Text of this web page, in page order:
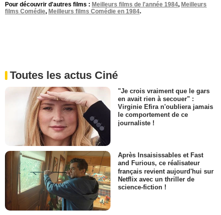
Pour découvrir d'autres films : Meilleurs films de l'année 1984, Meilleurs
films Comédie, Meilleurs films Comédie en 1984.
Toutes les actus Ciné
"Je crois vraiment que le gars
en avait rien à secouer" :
Virginie Efira n'oubliera jamais
le comportement de ce
journaliste !
Après Insaisissables et Fast
and Furious, ce réalisateur
français revient aujourd'hui sur
Netflix avec un thriller de
science-fiction !